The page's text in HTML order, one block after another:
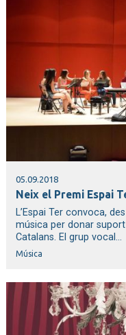
05.09.2018
Neix el Premi Espai
L’Espai Ter convoca,
música per donar
Catalans. El grup vocal...
Música